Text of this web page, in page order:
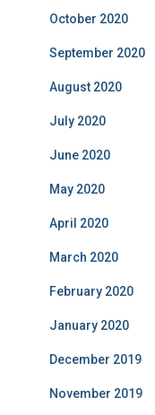
October 2020
September 2020
August 2020
July 2020
June 2020
May 2020
April 2020
March 2020
February 2020
January 2020
December 2019
November 2019